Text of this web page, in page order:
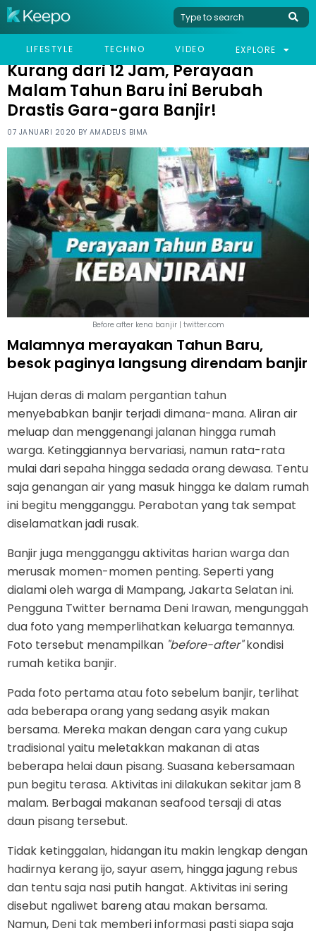
LIFESTYLE TECHNO VIDEO EXPLORE
HOME HUMOR
KURANG DARI 12 JAM, PERAYAAN MALAM TAHUN BARU INI
Kurang dari 12 Jam, Perayaan
Malam Tahun Baru ini Berubah
Drastis Gara-gara Banjir!
07 JANUARI 2020 BY AMADEUS BIMA
Before after kena banjir | twitter.com
Malamnya merayakan Tahun Baru,
besok paginya langsung direndam banjir
Hujan deras di malam pergantian tahun
menyebabkan banjir terjadi dimana-mana. Aliran air
meluap dan menggenangi jalanan hingga rumah
warga. Ketinggiannya bervariasi, namun rata-rata
mulai dari sepaha hingga sedada orang dewasa. Tentu
saja genangan air yang masuk hingga ke dalam rumah
ini begitu mengganggu. Perabotan yang tak sempat
diselamatkan jadi rusak.
Banjir juga mengganggu aktivitas harian warga dan
merusak momen-momen penting. Seperti yang
dialami oleh warga di Mampang, Jakarta Selatan ini.
Pengguna Twitter bernama Deni Irawan, mengunggah
dua foto yang memperlihatkan keluarga temannya.
Foto tersebut menampilkan "before-after"kondisi
rumah ketika banjir.
Pada foto pertama atau foto sebelum banjir, terlihat
ada beberapa orang yang sedang asyik makan
bersama. Mereka makan dengan cara yang cukup
tradisional yaitu meletakkan makanan di atas
beberapa helai daun pisang. Suasana kebersamaan
pun begitu terasa. Aktivitas ini dilakukan sekitar jam 8
malam. Berbagai makanan seafood tersaji di atas
daun pisang tersebut.
Tidak ketinggalan, hidangan itu makin lengkap dengan
hadirnya kerang ijo, sayur asem, hingga jagung rebus
dan tentu saja nasi putih hangat. Aktivitas ini sering
disebut ngaliwet bareng atau makan bersama.
Namun, Deni tak memberi informasi pasti siapa saja